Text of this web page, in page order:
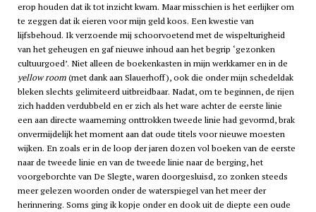
erop houden dat ik tot inzicht kwam. Maar misschien is het eerlijker om
te zeggen dat ik eieren voor mijn geld koos. Een kwestie van
lijfsbehoud. Ik verzoende mij schoorvoetend met de wispelturigheid
van het geheugen en gaf nieuwe inhoud aan het begrip ‘gezonken
cultuurgoed’. Niet alleen de boekenkasten in mijn werkkamer en in de
yellow room(met dank aan Slauerhoff), ook die onder mijn schedeldak
bleken slechts gelimiteerd uitbreidbaar. Nadat, om te beginnen, de rijen
zich hadden verdubbeld en er zich als het ware achter de eerste linie
een aan directe waarneming onttrokken tweede linie had gevormd, brak
onvermijdelijk het moment aan dat oude titels voor nieuwe moesten
wijken. En zoals er in de loop der jaren dozen vol boeken van de eerste
naar de tweede linie en van de tweede linie naar de berging, het
voorgeborchte van De Slegte, waren doorgesluisd, zo zonken steeds
meer gelezen woorden onder de waterspiegel van het meer der
herinnering. Soms ging ik kopje onder en dook uit de diepte een oude